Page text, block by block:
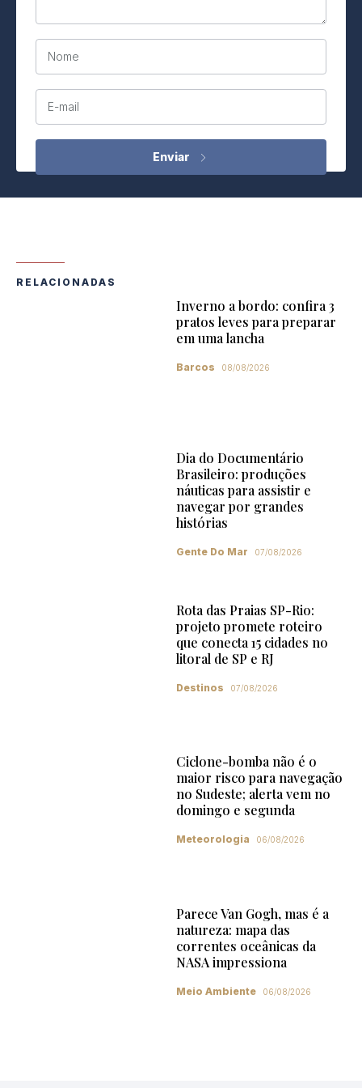
Nome
E-mail
RELACIONADAS
Inverno a bordo: confira 3
pratos leves para preparar
em uma lancha
Barcos 08/08/2026
Dia do Documentário
Brasileiro: produções
náuticas para assistir e
navegar por grandes
histórias
Gente Do Mar 07/08/2026
Rota das Praias SP-Rio:
projeto promete roteiro
que conecta 15 cidades no
litoral de SP e RJ
Destinos 07/08/2026
Ciclone-bomba não é o
maior risco para navegação
no Sudeste; alerta vem no
domingo e segunda
Meteorologia 06/08/2026
Parece Van Gogh, mas é a
natureza: mapa das
correntes oceânicas da
NASA impressiona
Meio Ambiente 06/08/2026